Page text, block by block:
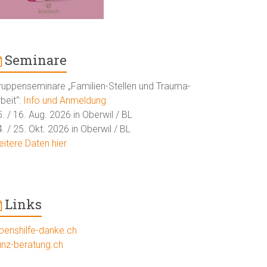
Seminare
„Familien-Stellen und Trauma-
Info und Anmeldung
/ 16. Aug. 2026 in Oberwil / BL
/ 25. Okt. 2026 in Oberwil / BL
Daten hier
Links
danke.ch
beratung.ch